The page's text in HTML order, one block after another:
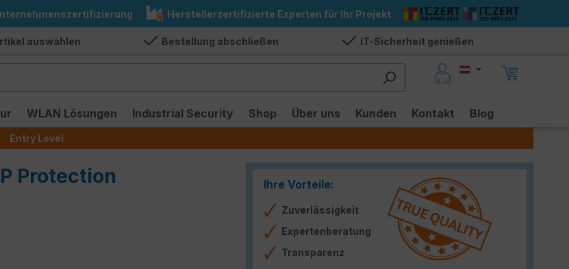
Herstellerzertifizierte Experten für Ihr Projekt
auswählen Bestellung abschließen IT-Sicherheit genießen
WLAN Lösungen Industrial Security Shop Über uns Kunden Kontakt Blog
Entry Level
Protection Ihre Vorteile:
Zuverlässigkeit
Expertenberatung
Transparenz